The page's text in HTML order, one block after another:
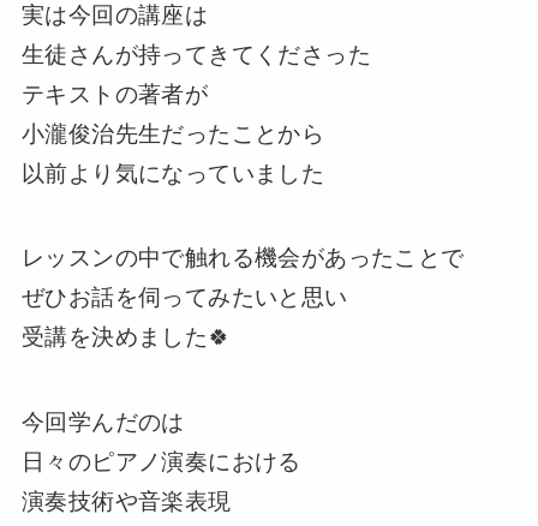
実は今回の講座は
生徒さんが持ってきてくださった
テキストの著者が
小瀧俊治先生だったことから
以前より気になっていました
レッスンの中で触れる機会があったことで
ぜひお話を伺ってみたいと思い
受講を決めました🍀
今回学んだのは
日々のピアノ演奏における
演奏技術や音楽表現